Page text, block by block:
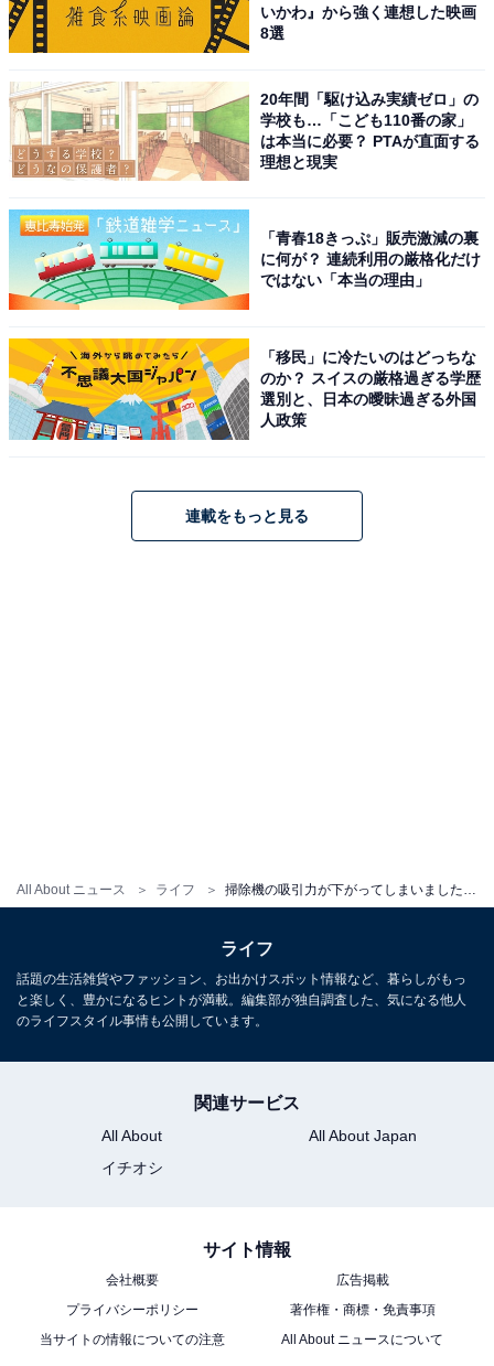
All About ニュース ライフ
故障や寿命の場合も。修理や買い替えを検討しま
しょう
これらの対策を施しても吸引力が戻らない場合、掃除機
本体の故障や寿命が近い可能性があります。その場合は
メーカーに修理を依頼するか、買い替えを検討しましょ
う。
この記事の筆者：安蔵 靖志
ビジネス・IT系出版社で編集記者を務めた後、フリ
ーランスに。記事執筆のほか、テレビやラジオ、新
聞、雑誌など多数のメディアに出演。ラジオ番組の
いかわ』から強く連想した映画
8選
20年間「駆け込み実績ゼロ」の
学校も…「こども110番の家」
は本当に必要？ PTAが直面する
理想と現実
「青春18きっぷ」販売激減の裏
に何が？ 連続利用の厳格化だけ
ではない「本当の理由」
「移民」に冷たいのはどっちな
のか？ スイスの厳格過ぎる学歴
選別と、日本の曖昧過ぎる外国
人政策
連載をもっと見る
ライフ
話題の生活雑貨やファッション、お出かけスポット情報など、暮らしがもっ
と楽しく、豊かになるヒントが満載。編集部が独自調査した、気になる他人
のライフスタイル事情も公開しています。
関連サービス
All About
All About Japan
イチオシ
サイト情報
会社概要
広告掲載
プライバシーポリシー
著作権・商標・免責事項
当サイトの情報についての注意
All About ニュースについて